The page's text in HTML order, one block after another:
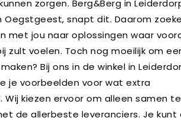
zorgen. Berg&Berg in
Oegstgeest, snapt dit. Daarom
met jou naar oplossingen waar
zult voelen. Toch nog moeilijk om
Bij ons in de winkel in
je voorbeelden voor wat extra
Wij kiezen ervoor om alleen samen te
de allerbeste leveranciers. Je kunt